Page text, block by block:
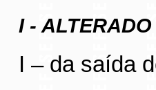
I - ALTERADO
I – da saída